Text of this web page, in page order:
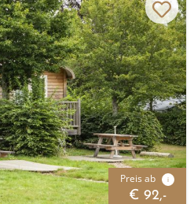
Preis ab i
€ 92,-